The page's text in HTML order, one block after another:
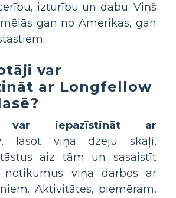
izturību un dabu. Viņš
gan no Amerikas, gan
var
ar Longfellow
var iepazīstināt ar
, lasot viņa dzeju skaļi,
aiz tām un sasaistīt
notikumus viņa darbos ar
Aktivitātes, piemēram,